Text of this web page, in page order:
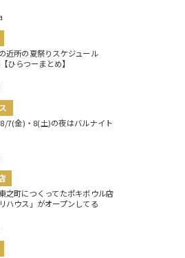
近所の夏祭りスケジュール
ひらつーまとめ】
8/7(金)・8(土)の夜はバルナイト
之町につくってたポキボウル店
リハウス」がオープンしてる